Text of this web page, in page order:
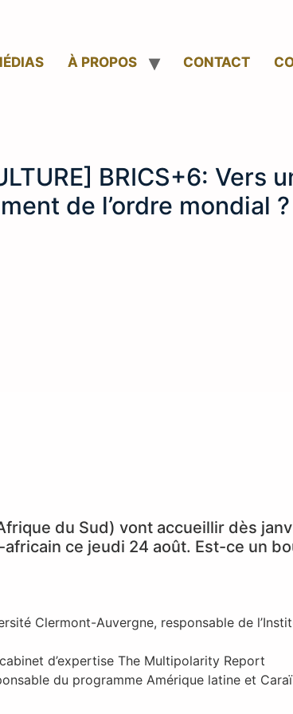
À PROPOS CONTACT
BRICS+6: Vers
de l’ordre mondial ?
du Sud) vont accueillir dès
ce jeudi 24 août. Est-ce un
Clermont-Auvergne, responsable de
d’expertise The Multipolarity Report
du programme Amérique latine et